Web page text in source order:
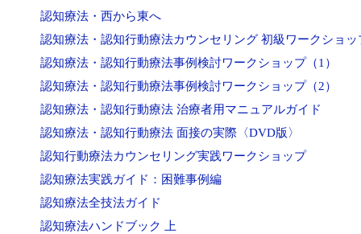
認知療法・西から東へ
認知療法・認知行動療法カウンセリング 初級ワークショッ
認知療法・認知行動療法事例検討ワークショップ（1）
認知療法・認知行動療法事例検討ワークショップ（2）
認知療法・認知行動療法 治療者用マニュアルガイド
認知療法・認知行動療法 面接の実際〈DVD版〉
認知行動療法カウンセリング実践ワークショップ
認知療法実践ガイド：困難事例編
認知療法全技法ガイド
認知療法ハンドブック 上